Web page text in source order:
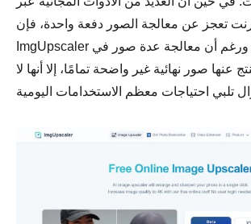
تعجز عن معالجة الصور دفعة واحدة، فإن
ImgUpscaler يسدّ هذه الثغرة. ورغم أن معالجة عدة صور في
عنها صور نهائية غير واضحة تمامًا، إلا أنها لا